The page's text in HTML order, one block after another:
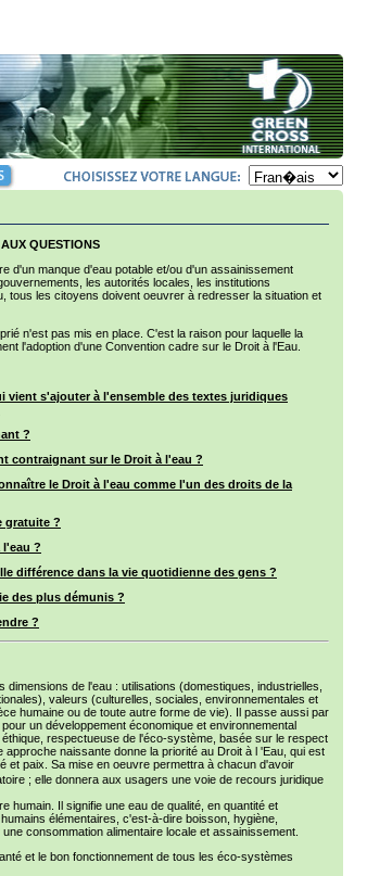
QUESTIONS
d'un manque d'eau potable et/ou d'un assainissement
les autorités locales, les institutions
tous les citoyens doivent oeuvrer à redresser la situation et
n'est pas mis en place. C'est la raison pour laquelle la
l'adoption d'une Convention cadre sur le Droit à l'Eau.
vient s'ajouter à l'ensemble des textes juridiques
?
contraignant sur le Droit à l'eau ?
le Droit à l'eau comme l'un des droits de la
gratuite ?
l'eau ?
différence dans la vie quotidienne des gens ?
des plus démunis ?
?
de l'eau : utilisations (domestiques, industrielles,
valeurs (culturelles, sociales, environnementales et
humaine ou de toute autre forme de vie). Il passe aussi par
un développement économique et environnemental
respectueuse de l'éco-système, basée sur le respect
naissante donne la priorité au Droit à l 'Eau, qui est
et paix. Sa mise en oeuvre permettra à chacun d'avoir
; elle donnera aux usagers une voie de recours juridique
humain. Il signifie une eau de qualité, en quantité et
élémentaires, c'est-à-dire boisson, hygiène,
consommation alimentaire locale et assainissement.
et le bon fonctionnement de tous les éco-systèmes